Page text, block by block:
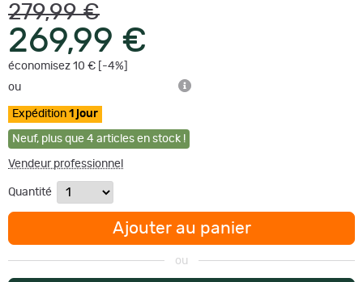
279,99 €
269,99 €
économisez 10 € [-4%]
ou
Expédition 1 jour
Neuf, plus que 4 articles en stock !
Vendeur professionnel
Quantité
Ajouter au panier
ou